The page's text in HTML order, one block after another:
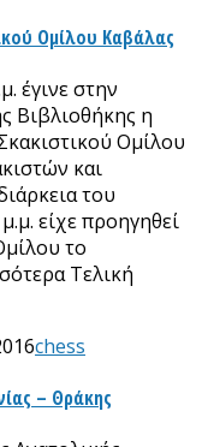
Ομίλου Καβάλας
έγινε στην
Βιβλιοθήκης η
Ομίλου
και
του
είχε προηγηθεί
το
Τελική
chess
– Θράκης